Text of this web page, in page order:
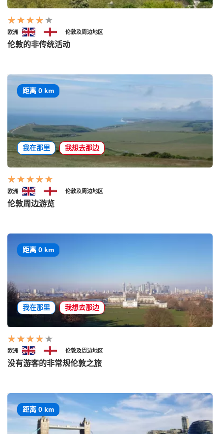
欧洲 伦敦及周边地区
伦敦的非传统活动
距离 0 km
我在那里 我想去那边
欧洲 伦敦及周边地区
伦敦周边游览
距离 0 km
我在那里 我想去那边
欧洲 伦敦及周边地区
没有游客的非常规伦敦之旅
距离 0 km